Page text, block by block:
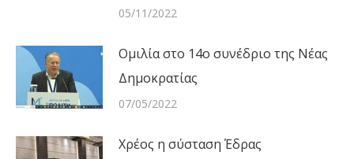
05/11/2022
Ομιλία στο 14ο συνέδριο της Νέας
Δημοκρατίας
07/05/2022
Χρέος η σύσταση Έδρας